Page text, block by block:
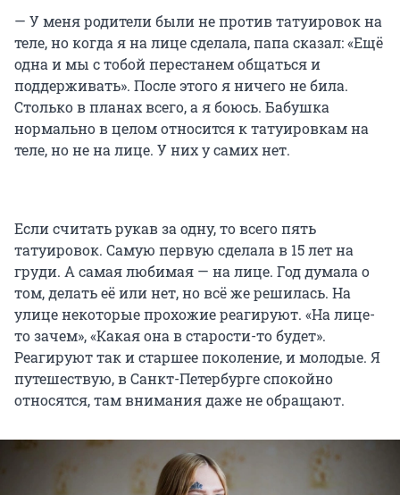
— У меня родители были не против татуировок на
теле, но когда я на лице сделала, папа сказал: «Ещё
одна и мы с тобой перестанем общаться и
поддерживать». После этого я ничего не била.
Столько в планах всего, а я боюсь. Бабушка
нормально в целом относится к татуировкам на
теле, но не на лице. У них у самих нет.
Если считать рукав за одну, то всего пять
татуировок. Самую первую сделала в 15 лет на
груди. А самая любимая — на лице. Год думала о
том, делать её или нет, но всё же решилась. На
улице некоторые прохожие реагируют. «На лице-
то зачем», «Какая она в старости-то будет».
Реагируют так и старшее поколение, и молодые. Я
путешествую, в Санкт-Петербурге спокойно
относятся, там внимания даже не обращают.